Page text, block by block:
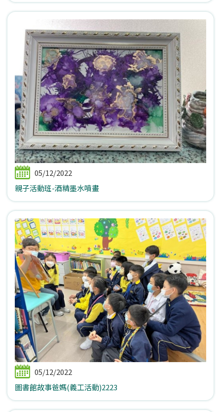
05/12/2022
親子活動班-酒精墨水噴畫
05/12/2022
圖書館故事爸媽(義工活動)2223